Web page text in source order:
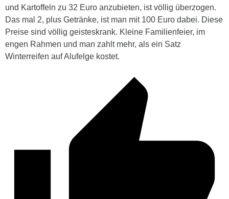
und Kartoffeln zu 32 Euro anzubieten, ist völlig überzogen.
Das mal 2, plus Getränke, ist man mit 100 Euro dabei. Diese
Preise sind völlig geisteskrank. Kleine Familienfeier, im
engen Rahmen und man zahlt mehr, als ein Satz
Winterreifen auf Alufelge kostet.